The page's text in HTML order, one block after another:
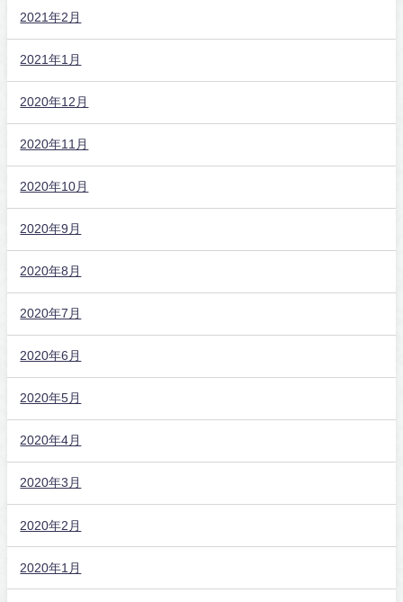
2021年2月
2021年1月
2020年12月
2020年11月
2020年10月
2020年9月
2020年8月
2020年7月
2020年6月
2020年5月
2020年4月
2020年3月
2020年2月
2020年1月